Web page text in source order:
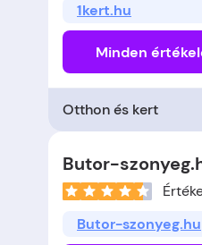
1kert.hu
Minden
Otthon és kert
Butor-
Butor-szonyeg.hu